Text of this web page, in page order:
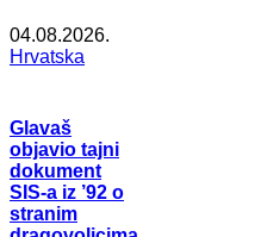
04.08.2026.
Hrvatska
Glavaš
objavio tajni
dokument
SIS-a iz ’92 o
stranim